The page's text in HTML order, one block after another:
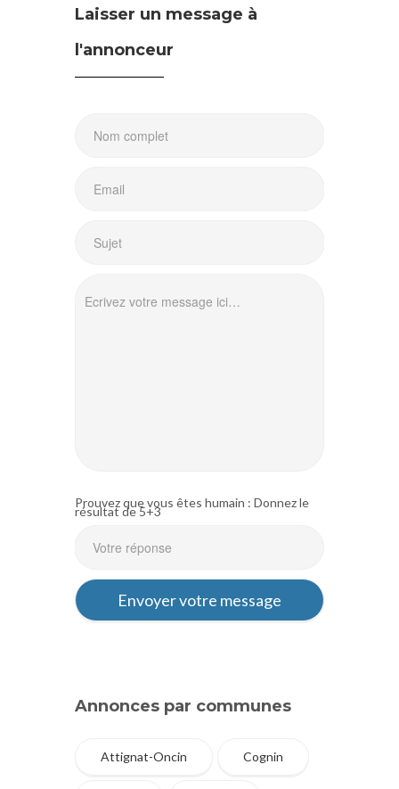
Laisser un message à
l'annonceur
Prouvez que vous êtes humain : Donnez le
résultat de 5+3
Annonces par communes
Attignat-Oncin Cognin